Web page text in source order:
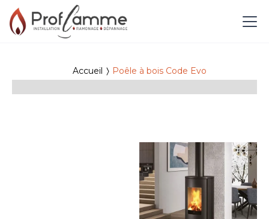
Accueil Poêle à bois Code Evo